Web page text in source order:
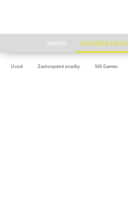
NOVINKY ZASTOUPENÉ ZNAČKY
Úvod Zastoupené značky 505 Games